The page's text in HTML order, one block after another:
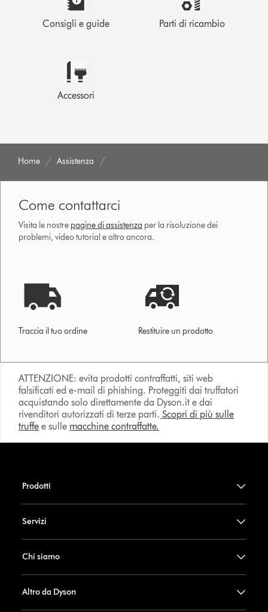
Consigli e guide Parti di ricambio
Accessori
Home Assistenza
Come contattarci
Visita le nostre pagine di assistenza per la risoluzione dei
problemi, video tutorial e altro ancora.
Traccia il tuo ordine Restituire un prodotto
ATTENZIONE: evita prodotti contraffatti, siti web
falsificati ed e-mail di phishing. Proteggiti dai truffatori
acquistando solo direttamente da Dyson.it e dai
rivenditori autorizzati di terze parti. Scopri di più sulle
truffe e sulle macchine contraffatte.
Prodotti
Servizi
Chi siamo
Altro da Dyson